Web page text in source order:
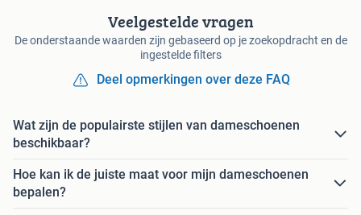
Veelgestelde vragen
De onderstaande waarden zijn gebaseerd op je zoekopdracht en de
ingestelde filters
Deel opmerkingen over deze FAQ
Wat zijn de populairste stijlen van dameschoenen
beschikbaar?
Hoe kan ik de juiste maat voor mijn dameschoenen
bepalen?